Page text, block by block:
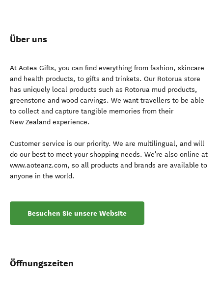
Über uns
At Aotea Gifts, you can find everything from fashion, skincare
and health products, to gifts and trinkets. Our Rotorua store
has uniquely local products such as Rotorua mud products,
greenstone and wood carvings. We want travellers to be able
to collect and capture tangible memories from their
New Zealand experience.
Customer service is our priority. We are multilingual, and will
do our best to meet your shopping needs. We're also online at
www.aoteanz.com, so all products and brands are available to
anyone in the world.
Besuchen Sie unsere Website
Öffnungszeiten